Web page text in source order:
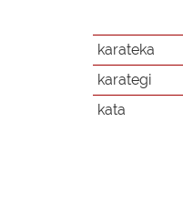
karateka
karategi
kata